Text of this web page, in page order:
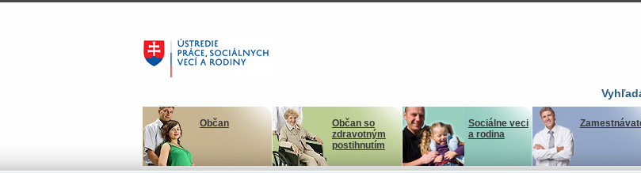
Občan
Občan so
zdravotným
postihnutím
Sociálne veci
a rodina